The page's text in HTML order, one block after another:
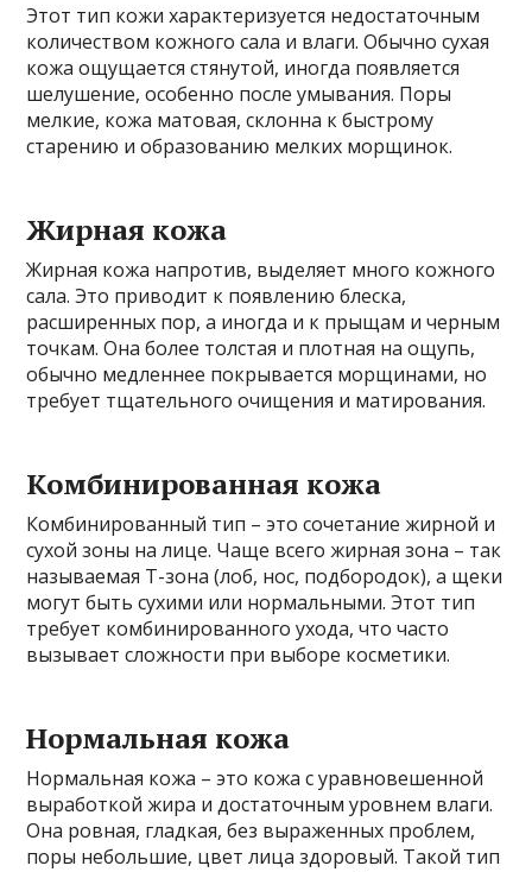
Этот тип кожи характеризуется недостаточным
количеством кожного сала и влаги. Обычно сухая
кожа ощущается стянутой, иногда появляется
шелушение, особенно после умывания. Поры
мелкие, кожа матовая, склонна к быстрому
старению и образованию мелких морщинок.
Жирная кожа
Жирная кожа напротив, выделяет много кожного
сала. Это приводит к появлению блеска,
расширенных пор, а иногда и к прыщам и черным
точкам. Она более толстая и плотная на ощупь,
обычно медленнее покрывается морщинами, но
требует тщательного очищения и матирования.
Комбинированная кожа
Комбинированный тип – это сочетание жирной и
сухой зоны на лице. Чаще всего жирная зона – так
называемая Т-зона (лоб, нос, подбородок), а щеки
могут быть сухими или нормальными. Этот тип
требует комбинированного ухода, что часто
вызывает сложности при выборе косметики.
Нормальная кожа
Нормальная кожа – это кожа с уравновешенной
выработкой жира и достаточным уровнем влаги.
Она ровная, гладкая, без выраженных проблем,
поры небольшие, цвет лица здоровый. Такой тип